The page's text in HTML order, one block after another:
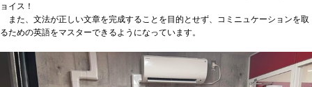
ョイス！
また、文法が正しい文章を完成することを目的とせず、コミニュケーションを取
るための英語をマスターできるようになっています。